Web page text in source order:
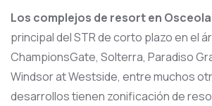
Los complejos de resort en Osceola
principal del STR de corto plazo en el
ChampionsGate, Solterra, Paradiso
Windsor at Westside, entre muchos
desarrollos tienen zonificación de